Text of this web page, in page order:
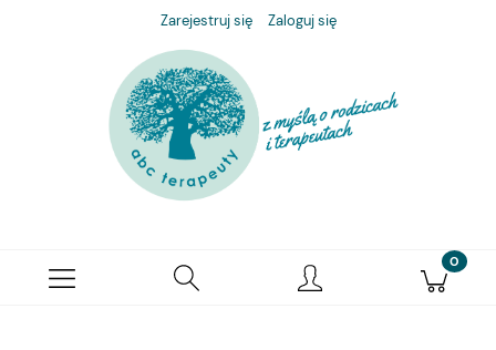
Zarejestruj się Zaloguj się